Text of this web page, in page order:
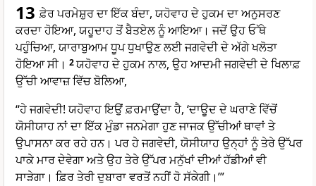
13 ਫ਼ੇਰ ਪਰਮੇਸ਼ੁਰ ਦਾ ਇੱਕ ਬੰਦਾ, ਯਹੋਵਾਹ ਦੇ ਹੁਕਮ ਦਾ ਅਨੁਸਰਣ
ਕਰਦਾ ਹੋਇਆ, ਯਹੂਦਾਹ ਤੋਂ ਬੈਤਏਲ ਨੂੰ ਆਇਆ। ਜਦੋਂ ਉਹ ਓੱਥੇ
ਪਹੁੰਚਿਆ, ਯਾਰਾਬੁਆਮ ਧੂਪ ਧੁਖਾਉਣ ਲਈ ਜਗਵੇਦੀ ਦੇ ਅੱਗੇ ਖਲੋਤਾ
ਹੋਇਆ ਸੀ। 2ਯਹੋਵਾਹ ਦੇ ਹੁਕਮ ਨਾਲ, ਉਹ ਆਦਮੀ ਜਗਵੇਦੀ ਦੇ ਖਿਲਾਫ਼
ਉੱਚੀ ਆਵਾਜ਼ ਵਿੱਚ ਬੋਲਿਆ,
“ਹੇ ਜਗਵੇਦੀ! ਯਹੋਵਾਹ ਇਉਂ ਫ਼ਰਮਾਉਂਦਾ ਹੈ, ‘ਦਾਊਦ ਦੇ ਘਰਾਣੇ ਵਿੱਚੋਂ
ਯੋਸੀਯਾਹ ਨਾਂ ਦਾ ਇੱਕ ਮੁੰਡਾ ਜਨਮੇਗਾ ਹੁਣ ਜਾਜਕ ਉੱਚੀਆਂ ਥਾਵਾਂ ਤੇ
ਉਪਾਸਨਾ ਕਰ ਰਹੇ ਹਨ। ਪਰ ਹੇ ਜਗਵੇਦੀ, ਯੋਸੀਯਾਹ ਉਨ੍ਹਾਂ ਨੂੰ ਤੇਰੇ ਉੱਪਰ
ਪਾਕੇ ਮਾਰ ਦੇਵੇਗਾ ਅਤੇ ਉਹ ਤੇਰੇ ਉੱਪਰ ਮਨੁੱਖਾਂ ਦੀਆਂ ਹੱਡੀਆਂ ਵੀ
ਸਾੜੇਗਾ। ਫ਼ਿਰ ਤੇਰੀ ਦੁਬਾਰਾ ਵਰਤੋਂ ਨਹੀਂ ਹੋ ਸੱਕੇਗੀ।’”